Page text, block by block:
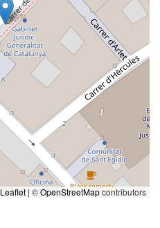
Leaflet|©OpenStreetMapcontributors